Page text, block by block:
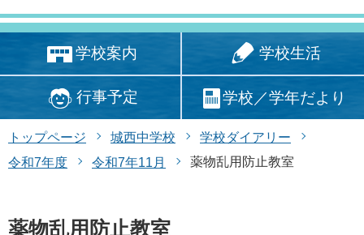
学校案内 学校生活
行事予定 学校／学年だより
トップページ 城西中学校
学校ダイアリー
令和7年度
令和7年11月 薬物乱用防止教室
薬物乱用防止教室